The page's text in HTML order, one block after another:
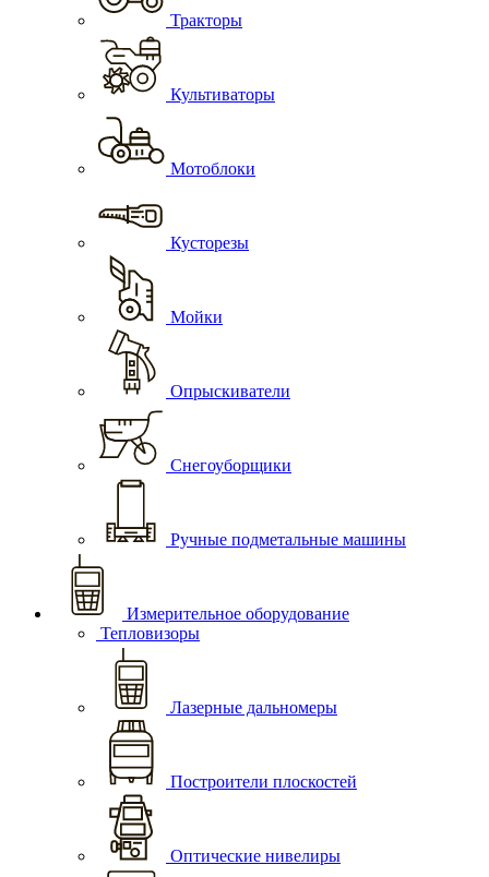
Тракторы
Культиваторы
Мотоблоки
Кусторезы
Мойки
Опрыскиватели
Снегоуборщики
Ручные подметальные машины
Измерительное оборудование
Тепловизоры
Лазерные дальномеры
Построители плоскостей
Оптические нивелиры